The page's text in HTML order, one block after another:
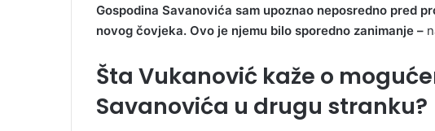
Gospodina Savanovića sam upoznao neposredno pred
novog čovjeka. Ovo je njemu bilo sporedno zanimanje –
Šta Vukanović kaže o
Savanovića u drugu stranku?